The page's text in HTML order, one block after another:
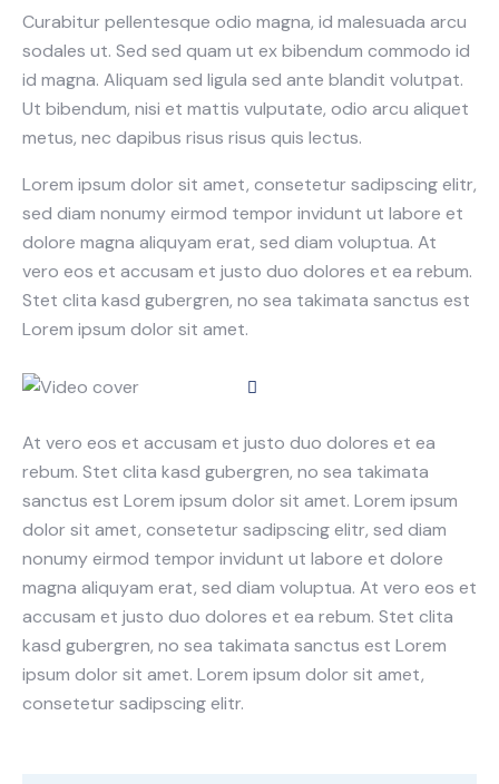
Curabitur pellentesque odio magna, id malesuada arcu
sodales ut. Sed sed quam ut ex bibendum commodo id
id magna. Aliquam sed ligula sed ante blandit volutpat.
Ut bibendum, nisi et mattis vulputate, odio arcu aliquet
metus, nec dapibus risus risus quis lectus.
Lorem ipsum dolor sit amet, consetetur sadipscing elitr,
sed diam nonumy eirmod tempor invidunt ut labore et
dolore magna aliquyam erat, sed diam voluptua. At
vero eos et accusam et justo duo dolores et ea rebum.
Stet clita kasd gubergren, no sea takimata sanctus est
Lorem ipsum dolor sit amet.
At vero eos et accusam et justo duo dolores et ea
rebum. Stet clita kasd gubergren, no sea takimata
sanctus est Lorem ipsum dolor sit amet. Lorem ipsum
dolor sit amet, consetetur sadipscing elitr, sed diam
nonumy eirmod tempor invidunt ut labore et dolore
magna aliquyam erat, sed diam voluptua. At vero eos et
accusam et justo duo dolores et ea rebum. Stet clita
kasd gubergren, no sea takimata sanctus est Lorem
ipsum dolor sit amet. Lorem ipsum dolor sit amet,
consetetur sadipscing elitr.